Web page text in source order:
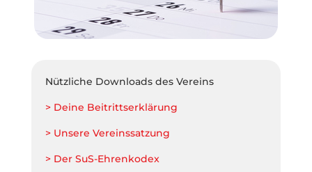
Nützliche Downloads des Vereins
> Deine Beitrittserklärung
> Unsere Vereinssatzung
> Der SuS-Ehrenkodex